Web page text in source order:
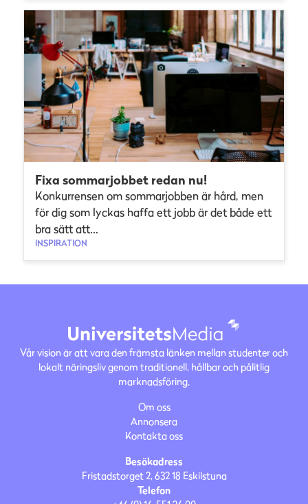
Fixa sommarjobbet redan nu!
Konkurrensen om sommarjobben är hård, men
för dig som lyckas haffa ett jobb är det både ett
bra sätt att...
INSPIRATION
Vår vision är att vara den främsta länken mellan studenter och
lokalt näringsliv genom traditionell, hållbar och pålitlig
marknadsföring.
Om oss
Annonsera
Kontakta oss
Besökadress
Fristadstorget 2, 632 18 Eskilstuna
Telefon